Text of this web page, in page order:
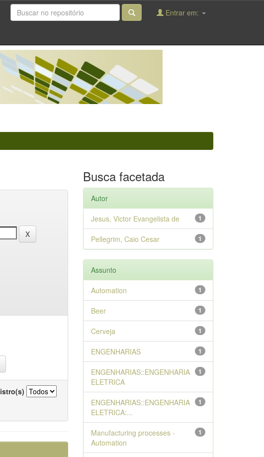
Entrar em:
Busca facetada
Autor
1
Jesus, Victor Evangelista de
1
Pellegrim, Caio Cesar
Assunto
1
Automation
1
Beer
1
Cerveja
1
ENGENHARIAS
1
ENGENHARIAS::ENGENHARIA
ELETRICA
1
ENGENHARIAS::ENGENHARIA
ELETRICA:...
1
Manufacturing processes -
Automation